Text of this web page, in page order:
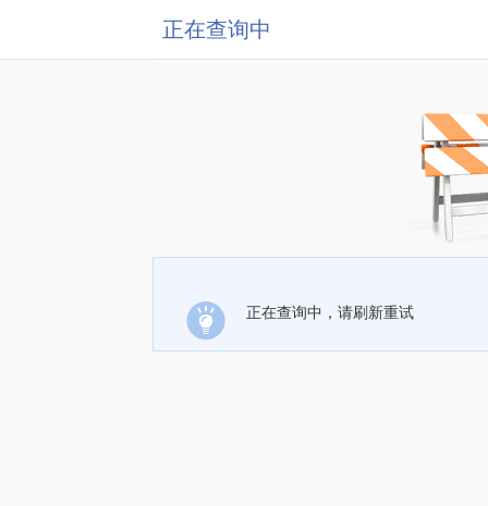
正在查询中
正在查询中，请刷新重试